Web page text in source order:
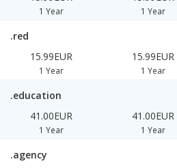
1 Year 1 Year
.red
15.99EUR
1 Year
15.99EUR
1 Year
.education
41.00EUR
1 Year
41.00EUR
1 Year
.agency